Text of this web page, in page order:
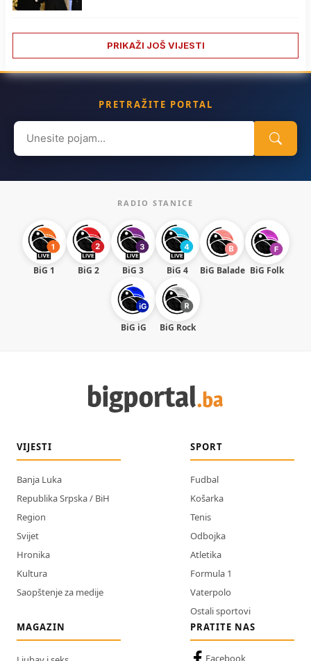
PRIKAŽI JOŠ VIJESTI
PRETRAŽITE PORTAL
Search
for:
RADIO STANICE
BiG 1 BiG 2 BiG 3 BiG 4 BiG Balade BiG Folk
BiG iG BiG Rock
VIJESTI
Banja Luka
Republika Srpska / BiH
Region
Svijet
Hronika
Kultura
Saopštenje za medije
SPORT
Fudbal
Košarka
Tenis
Odbojka
Atletika
Formula 1
Vaterpolo
Ostali sportovi
MAGAZIN
PRATITE NAS
Facebook